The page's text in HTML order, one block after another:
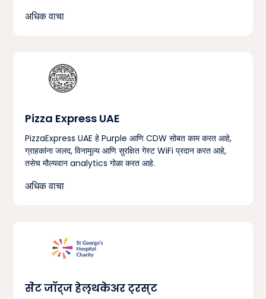
अधिक वाचा
Pizza Express UAE
PizzaExpress UAE हे Purple आणि CDW सोबत काम करत आहे,
ग्राहकांना जलद, विनामूल्य आणि सुरक्षित गेस्ट WiFi प्रदान करत आहे,
तसेच मौल्यवान analytics गोळा करत आहे.
अधिक वाचा
सेंट जॉर्ज हेल्थकेअर ट्रस्ट